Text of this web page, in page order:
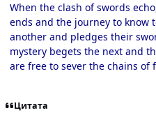
When the clash of swords
ends and the journey to know
another and pledges their
mystery begets the next and
are free to sever the chains of
Цитата